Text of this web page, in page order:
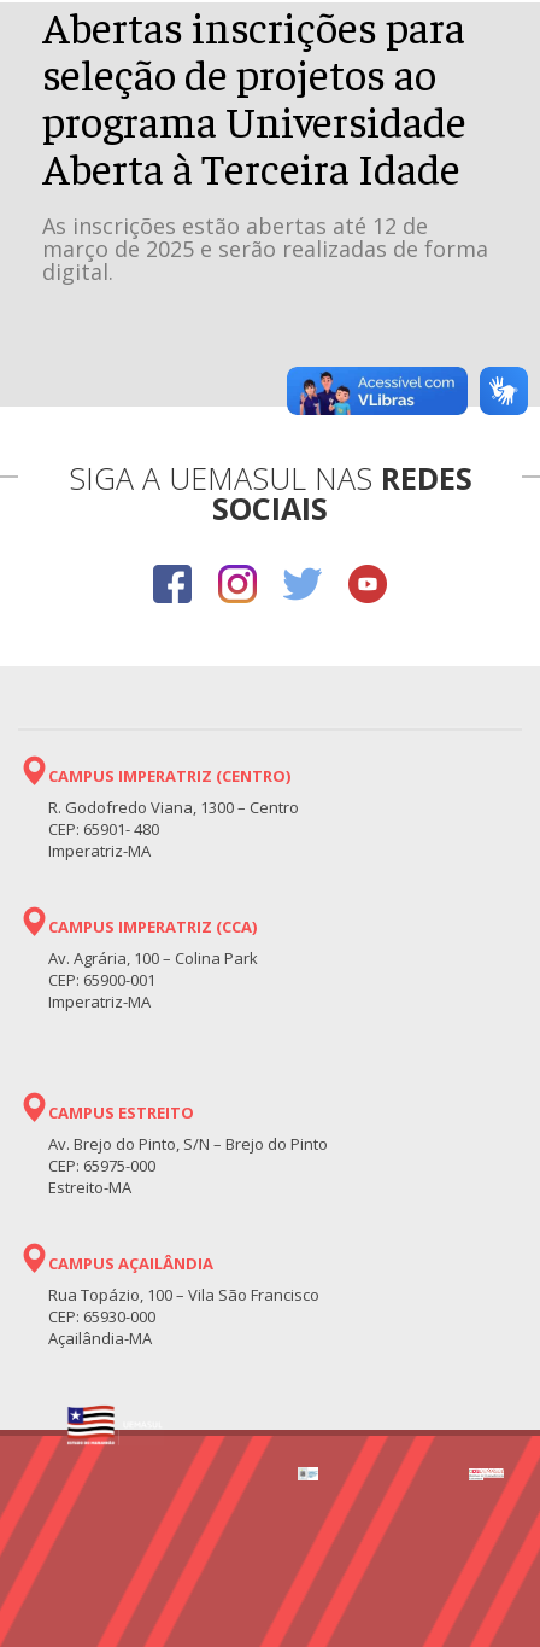
Abertas inscrições para
seleção de projetos ao
programa Universidade
Aberta à Terceira Idade
As inscrições estão abertas até 12 de
março de 2025 e serão realizadas de forma
digital.
SIGA A UEMASUL NAS REDES
SOCIAIS
CAMPUS IMPERATRIZ (CENTRO)
R. Godofredo Viana, 1300 – Centro
CEP: 65901- 480
Imperatriz-MA
CAMPUS IMPERATRIZ (CCA)
Av. Agrária, 100 – Colina Park
CEP: 65900-001
Imperatriz-MA
CAMPUS ESTREITO
Av. Brejo do Pinto, S/N – Brejo do Pinto
CEP: 65975-000
Estreito-MA
CAMPUS AÇAILÂNDIA
Rua Topázio, 100 – Vila São Francisco
CEP: 65930-000
Açailândia-MA